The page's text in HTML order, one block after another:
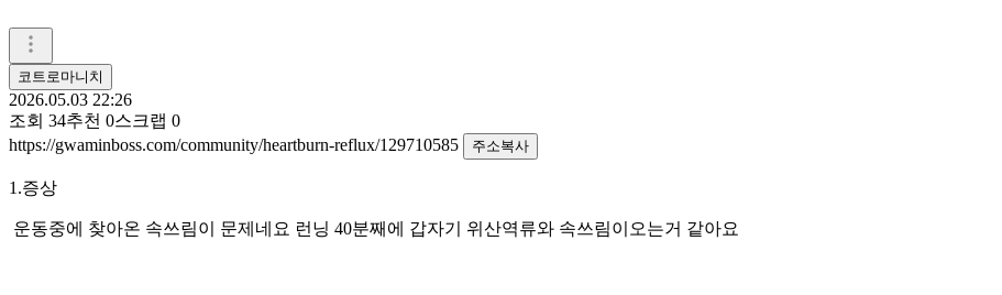
코트로마니치
2026.05.03 22:26
조회 34추천 0스크랩 0
https://gwaminboss.com/community/heartburn-reflux/129710585
주소복사
1.증상
운동중에 찾아온 속쓰림이 문제네요 런닝 40분째에 갑자기 위산역류와 속쓰림이오는거 같아요